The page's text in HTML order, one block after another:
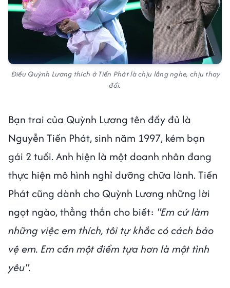
Điều Quỳnh Lương thích ở Tiến Phát là chịu lắng nghe, chịu thay
đổi.
Bạn trai của Quỳnh Lương tên đầy đủ là
Nguyễn Tiến Phát, sinh năm 1997, kém bạn
gái 2 tuổi. Anh hiện là một doanh nhân đang
thực hiện mô hình nghỉ dưỡng chữa lành. Tiến
Phát cũng dành cho Quỳnh Lương những lời
ngọt ngào, thẳng thắn cho biết: "Em cứ làm
những việc em thích, tôi tự khắc có cách bảo
vệ em. Em cần một điểm tựa hơn là một tình
yêu".